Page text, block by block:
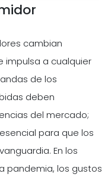
cambian
impulsa a cualquier
de los
deben
del mercado;
para que los
En los
pandemia, los gustos